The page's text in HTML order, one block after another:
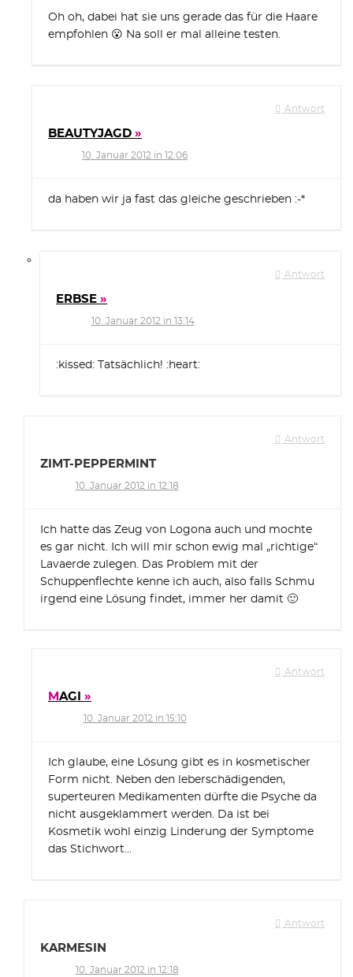
Oh oh, dabei hat sie uns gerade das für die Haare
empfohlen 😮 Na soll er mal alleine testen.
Antwort
BEAUTYJAGD
10. Januar 2012 in 12:06
da haben wir ja fast das gleiche geschrieben :-*
Antwort
ERBSE
10. Januar 2012 in 13:14
:kissed: Tatsächlich! :heart:
Antwort
ZIMT-PEPPERMINT
10. Januar 2012 in 12:18
Ich hatte das Zeug von Logona auch und mochte
es gar nicht. Ich will mir schon ewig mal „richtige“
Lavaerde zulegen. Das Problem mit der
Schuppenflechte kenne ich auch, also falls Schmu
irgend eine Lösung findet, immer her damit 🙂
Antwort
MAGI
10. Januar 2012 in 15:10
Ich glaube, eine Lösung gibt es in kosmetischer
Form nicht. Neben den leberschädigenden,
superteuren Medikamenten dürfte die Psyche da
nicht ausgeklammert werden. Da ist bei
Kosmetik wohl einzig Linderung der Symptome
das Stichwort…
Antwort
KARMESIN
10. Januar 2012 in 12:18